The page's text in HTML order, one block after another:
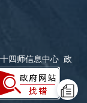
四师信息中心 政